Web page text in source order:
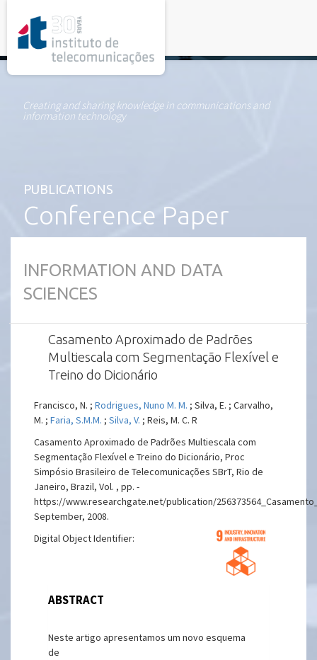
Creating and sharing knowledge in communications and
information technology
PUBLICATIONS
Conference Paper
INFORMATION AND DATA
SCIENCES
Casamento Aproximado de Padrões
Multiescala com Segmentação Flexível e
Treino do Dicionário
Francisco, N. ;Rodrigues, Nuno M. M. ; Silva, E. ; Carvalho,
M. ;Faria, S.M.M. ;Silva, V. ; Reis, M. C. R
Casamento Aproximado de Padrões Multiescala com
Segmentação Flexível e Treino do Dicionário, Proc
Simpósio Brasileiro de Telecomunicações SBrT, Rio de
Janeiro, Brazil, Vol. , pp. -
https://www.researchgate.net/publication/
September, 2008.
Digital Object Identifier:
ABSTRACT
Neste artigo apresentamos um novo esquema
de